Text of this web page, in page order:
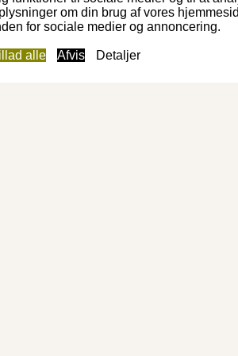
om din brug af vores
for sociale medier og annoncering.
alle Afvis Detaljer